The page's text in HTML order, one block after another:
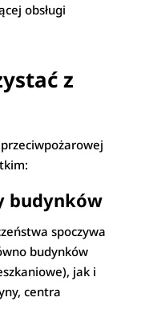
obsługi
z
budynków
spoczywa
budynków
jak i
centra